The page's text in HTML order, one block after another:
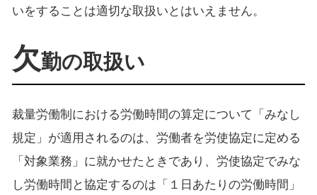
いをすることは適切な取扱いとはいえません。
欠勤の取扱い
裁量労働制における労働時間の算定について「みなし
規定」が適用されるのは、労働者を労使協定に定める
「対象業務」に就かせたときであり、労使協定でみな
し労働時間と協定するのは「１日あたりの労働時間」